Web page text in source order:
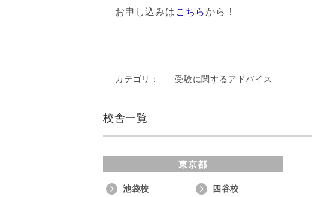
お申し込みは こちらから！
カテゴリ： 受験に関するアドバイス
校舎一覧
東京都
池袋校
四谷校